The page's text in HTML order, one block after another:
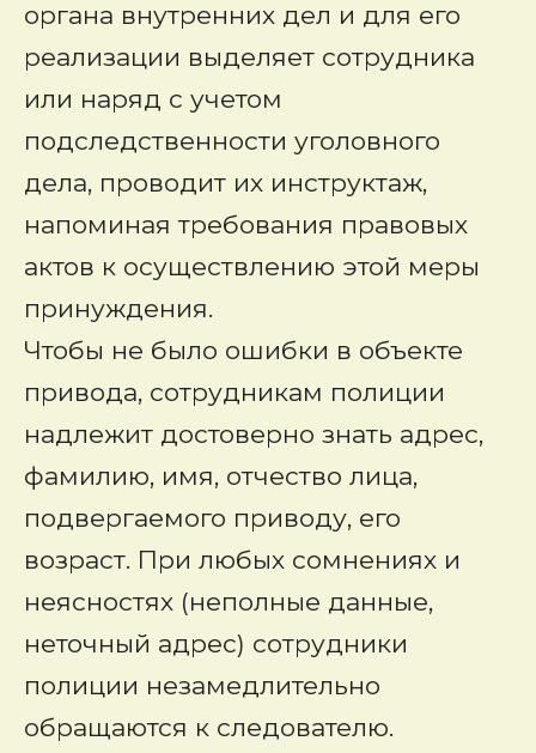
органа внутренних дел и для его
реализации выделяет сотрудника
или наряд с учетом
подследственности уголовного
дела, проводит их инструктаж,
напоминая требования правовых
актов к осуществлению этой меры
принуждения.
Чтобы не было ошибки в объекте
привода, сотрудникам полиции
надлежит достоверно знать адрес,
фамилию, имя, отчество лица,
подвергаемого приводу, его
возраст. При любых сомнениях и
неясностях (неполные данные,
неточный адрес) сотрудники
полиции незамедлительно
обращаются к следователю.